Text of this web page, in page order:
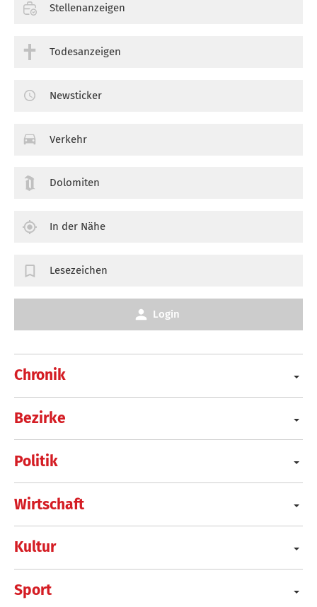
Chronik
Bezirke
Politik
Wirtschaft
Kultur
Sport
Stellenanzeigen
Todesanzeigen
Newsticker
Verkehr
Dolomiten
In der Nähe
Lesezeichen
Login